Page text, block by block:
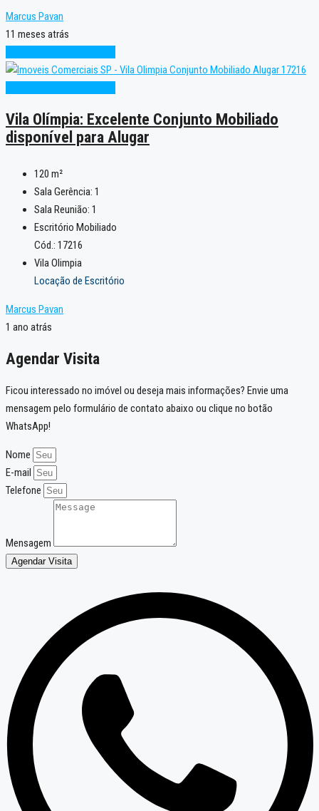
Marcus Pavan
11 meses atrás
Vila Olímpia: Excelente Conjunto Mobiliado
disponível para Alugar
120 m²
Sala Gerência: 1
Sala Reunião: 1
Escritório Mobiliado
Cód.: 17216
Vila Olimpia
Locação de Escritório
Marcus Pavan
1 ano atrás
Agendar Visita
Ficou interessado no imóvel ou deseja mais informações? Envie uma
mensagem pelo formulário de contato abaixo ou clique no botão
WhatsApp!
Nome
E-mail
Telefone
Mensagem
Agendar Visita